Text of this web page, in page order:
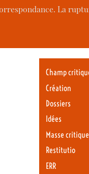
La
Champ
Création
Dossiers
Idées
Masse critique
Restitutio
ERR